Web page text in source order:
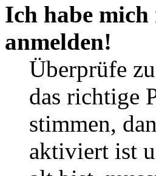
Ich habe
anmelden!
Überprüfe
das richtige
stimmen,
aktiviert ist